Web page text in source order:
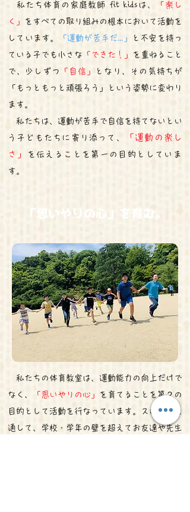
私たち体育の家庭教師 fit kidsは、
「楽し
く」
をすべての取り組みの根本において活動を
してい ます。 「運動が苦手だ...」
と不安を持っ
ている子でも小さな 「できた！」
を重ねること
で、少しずつ
「自信」
となり、その気持ちが
「もっともっと頑張ろう」という姿勢に変わり
ます。
私たちは、運動が苦手で自信を持てないとい
う子どもたちに寄り添って、
「運動の楽し
さ」
を​伝えることを第一の目的としていま
す。
「思いやりの心」を育む。
私たちの体育教室は、運動能力の向上だけで
なく、
「思いやりの心」
を育てることを第２の
目的として活動を行なっています。スポーツを
通して、学校・学年の壁を超えてお友達や先生